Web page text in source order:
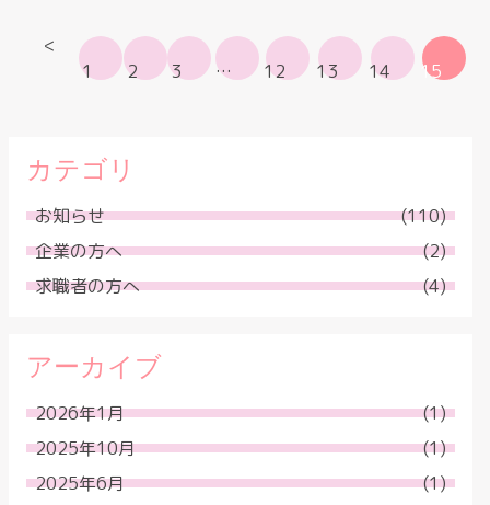
<
1
2 3 … 12 13 14 15
カテゴリ
お知らせ
(110)
企業の方へ
(2)
求職者の方へ
(4)
アーカイブ
2026年1月
(1)
2025年10月
(1)
2025年6月
(1)